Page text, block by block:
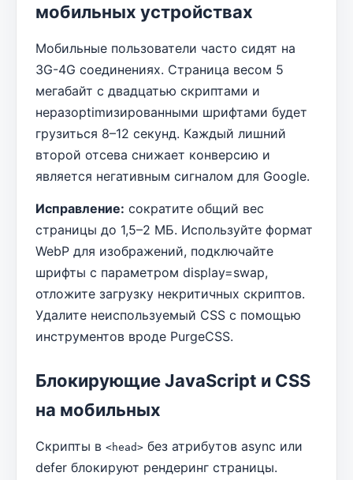
мобильных устройствах
Мобильные пользователи часто сидят на
3G-4G соединениях. Страница весом 5
мегабайт с двадцатью скриптами и
неразoptimизированными шрифтами будет
грузиться 8–12 секунд. Каждый лишний
второй отсева снижает конверсию и
является негативным сигналом для Google.
Исправление: сократите общий вес
страницы до 1,5–2 МБ. Используйте формат
WebP для изображений, подключайте
шрифты с параметром display=swap,
отложите загрузку некритичных скриптов.
Удалите неиспользуемый CSS с помощью
инструментов вроде PurgeCSS.
Блокирующие JavaScript и CSS
на мобильных
Скрипты в <head> без атрибутов async или
defer блокируют рендеринг страницы.